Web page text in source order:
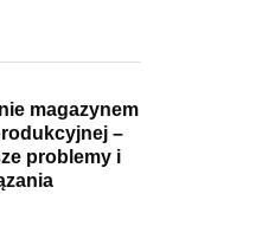
magazynem
–
problemy i